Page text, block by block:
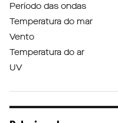
Período das ondas
Temperatura do mar
Vento
Temperatura do ar
UV